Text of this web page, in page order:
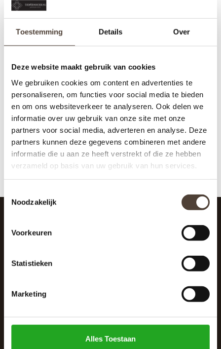
Toestemming Details Over
Deze website maakt gebruik van cookies
We gebruiken cookies om content en advertenties te
personaliseren, om functies voor social media te bieden
en om ons websiteverkeer te analyseren. Ook delen we
informatie over uw gebruik van onze site met onze
partners voor social media, adverteren en analyse. Deze
partners kunnen deze gegevens combineren met andere
informatie die u aan ze heeft verstrekt of die ze hebben
verzameld op basis van uw gebruik van hun services.
Noodzakelijk
Voorkeuren
Statistieken
Marketing
Alles Toestaan
SIDE TABLE - FACTORY
€259,00 €295,00
SCHRIJF JE IN VOOR DE NIEUWSBRIEF